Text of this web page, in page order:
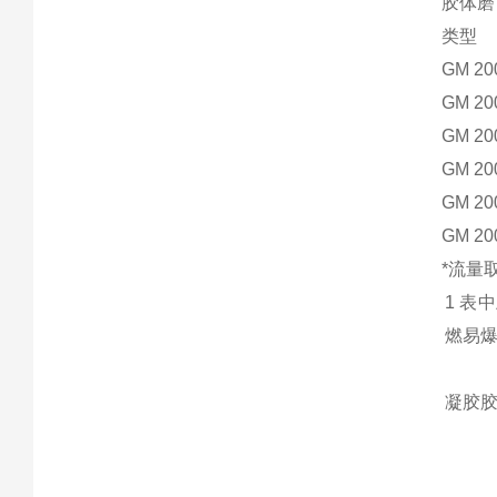
类型
GM
GM
GM
GM
GM
GM
*流量
1 表
燃易
凝胶